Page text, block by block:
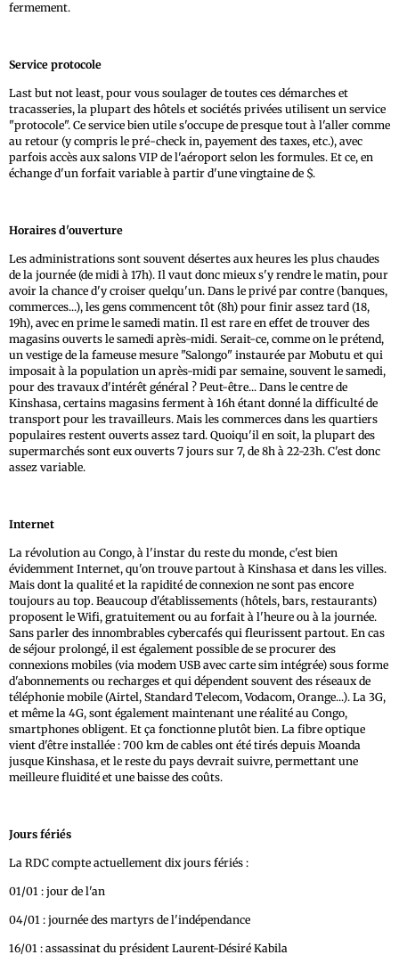
fermement.
Service protocole
Last but not least, pour vous soulager de toutes ces démarches et
tracasseries, la plupart des hôtels et sociétés privées utilisent un service
"protocole". Ce service bien utile s'occupe de presque tout à l'aller comme
au retour (y compris le pré-check in, payement des taxes, etc.), avec
parfois accès aux salons VIP de l'aéroport selon les formules. Et ce, en
échange d'un forfait variable à partir d'une vingtaine de $.
Horaires d'ouverture
Les administrations sont souvent désertes aux heures les plus chaudes
de la journée (de midi à 17h). Il vaut donc mieux s'y rendre le matin, pour
avoir la chance d'y croiser quelqu'un. Dans le privé par contre (banques,
commerces...), les gens commencent tôt (8h) pour finir assez tard (18,
19h), avec en prime le samedi matin. Il est rare en effet de trouver des
magasins ouverts le samedi après-midi. Serait-ce, comme on le prétend,
un vestige de la fameuse mesure "Salongo" instaurée par Mobutu et qui
imposait à la population un après-midi par semaine, souvent le samedi,
pour des travaux d'intérêt général ? Peut-être... Dans le centre de
Kinshasa, certains magasins ferment à 16h étant donné la difficulté de
transport pour les travailleurs. Mais les commerces dans les quartiers
populaires restent ouverts assez tard. Quoiqu'il en soit, la plupart des
supermarchés sont eux ouverts 7 jours sur 7, de 8h à 22-23h. C'est donc
assez variable.
Internet
La révolution au Congo, à l'instar du reste du monde, c'est bien
évidemment Internet, qu'on trouve partout à Kinshasa et dans les villes.
Mais dont la qualité et la rapidité de connexion ne sont pas encore
toujours au top. Beaucoup d'établissements (hôtels, bars, restaurants)
proposent le Wifi, gratuitement ou au forfait à l'heure ou à la journée.
Sans parler des innombrables cybercafés qui fleurissent partout. En cas
de séjour prolongé, il est également possible de se procurer des
connexions mobiles (via modem USB avec carte sim intégrée) sous forme
d'abonnements ou recharges et qui dépendent souvent des réseaux de
téléphonie mobile (Airtel, Standard Telecom, Vodacom, Orange...). La 3G,
et même la 4G, sont également maintenant une réalité au Congo,
smartphones obligent. Et ça fonctionne plutôt bien. La fibre optique
vient d'être installée : 700 km de cables ont été tirés depuis Moanda
jusque Kinshasa, et le reste du pays devrait suivre, permettant une
meilleure fluidité et une baisse des coûts.
Jours fériés
La RDC compte actuellement dix jours fériés :
01/01 : jour de l'an
04/01 : journée des martyrs de l'indépendance
16/01 : assassinat du président Laurent-Désiré Kabila